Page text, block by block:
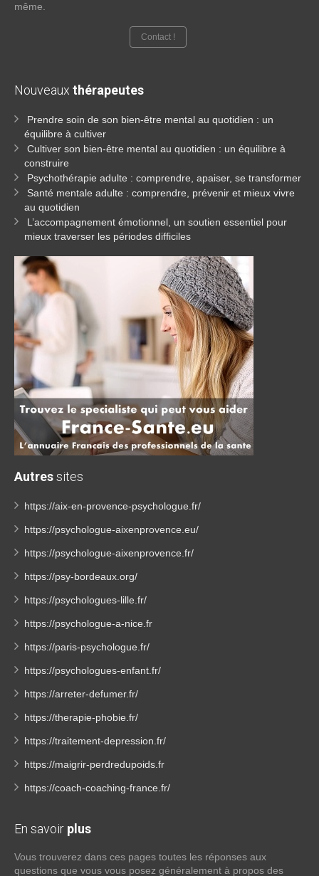
même.
Contact !
Nouveaux thérapeutes
Prendre soin de son bien-être mental au quotidien : un
équilibre à cultiver
Cultiver son bien-être mental au quotidien : un équilibre à
construire
Psychothérapie adulte : comprendre, apaiser, se transformer
Santé mentale adulte : comprendre, prévenir et mieux vivre
au quotidien
L’accompagnement émotionnel, un soutien essentiel pour
mieux traverser les périodes difficiles
Autressites
https://aix-en-provence-psychologue.fr/
https://psychologue-aixenprovence.eu/
https://psychologue-aixenprovence.fr/
https://psy-bordeaux.org/
https://psychologues-lille.fr/
https://psychologue-a-nice.fr
https://paris-psychologue.fr/
https://psychologues-enfant.fr/
https://arreter-defumer.fr/
https://therapie-phobie.fr/
https://traitement-depression.fr/
https://maigrir-perdredupoids.fr
https://coach-coaching-france.fr/
En savoir plus
Vous trouverez dans ces pages toutes les réponses aux
questions que vous vous posez généralement à propos des